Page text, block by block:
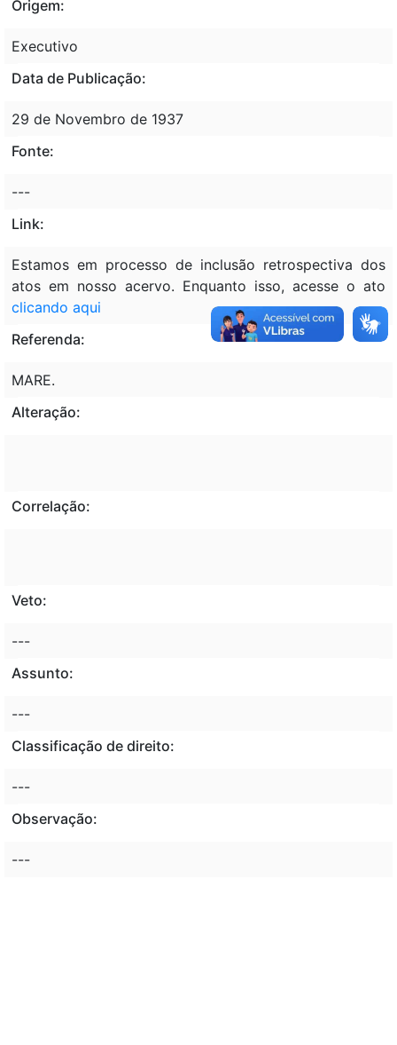
Origem:
Executivo
Data de Publicação:
29 de Novembro de 1937
Fonte:
---
Link:
Estamos em processo de inclusão retrospectiva dos
atos em nosso acervo. Enquanto isso, acesse o ato
clicando aqui
Referenda:
MARE.
Alteração:
Correlação:
Veto:
---
Assunto:
---
Classificação de direito:
---
Observação:
---